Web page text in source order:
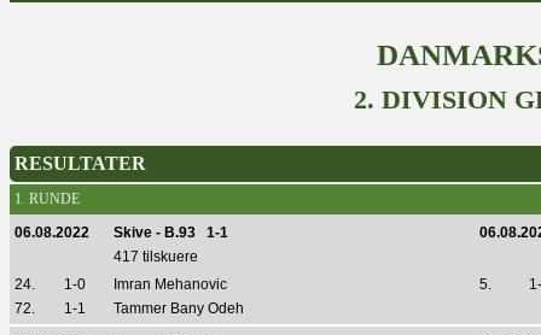
2. DIVISION
RESULTATER
1. RUNDE
06.08.2022
Skive - B.93 1-1
417 tilskuere
24.
1-0 Imran Mehanovic 5.
72.
1-1 Tammer Bany Odeh